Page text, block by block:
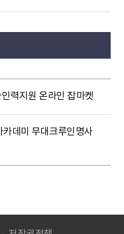
력지원 온라인 잡마켓
데미 무대크루인명사